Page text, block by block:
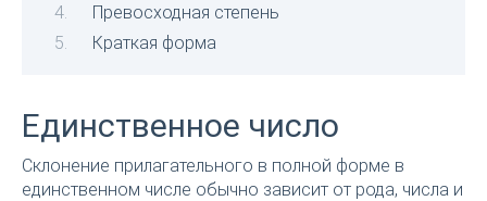
Превосходная степень
Краткая форма
Единственное число
Склонение прилагательного в полной форме в
единственном числе обычно зависит от рода, числа и